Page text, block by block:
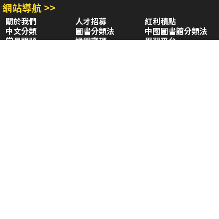
網站導航 >>
關於我們 人才招募
紅利積點
中文分類
圖書分類法
中國圖書館分類法
常見問題
通關密碼
學習平台